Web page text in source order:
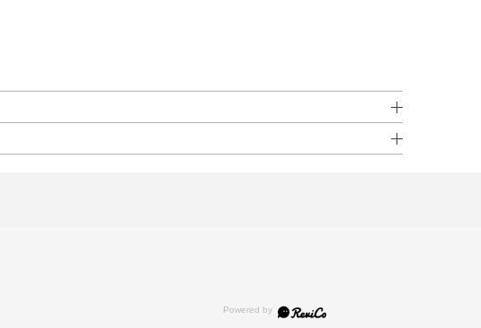
・トリエトキシカプリリルシラン・ハイドロゲンジメチコン・ビスメ